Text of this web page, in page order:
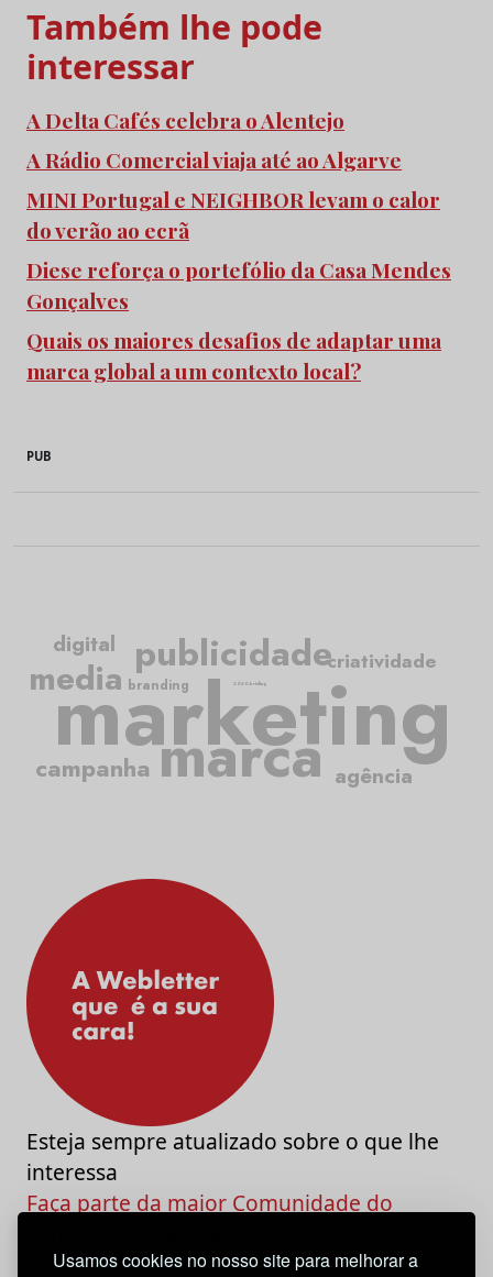
Usamos cookies no nosso site para melhorar a
Também lhe pode
interessar
A Delta Cafés celebra o Alentejo
A Rádio Comercial viaja até ao Algarve
MINI Portugal e NEIGHBOR levam o calor
do verão ao ecrã
Diese reforça o portefólio da Casa Mendes
Gonçalves
Quais os maiores desafios de adaptar uma
marca global a um contexto local?
PUB
marketing
publicidade
marca
criatividade
campanha
media
agência
digital
2050.briefing
branding
Esteja sempre atualizado sobre o que lhe
interessa
Faça parte da maior Comunidade do